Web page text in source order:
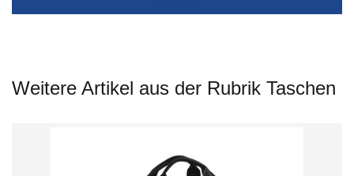
Weitere Artikel aus der Rubrik Taschen